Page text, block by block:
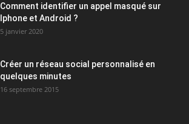
Comment identifier un appel masqué sur
Iphone et Android ?
5 janvier 2020
Créer un réseau social personnalisé en
quelques minutes
16 septembre 2015